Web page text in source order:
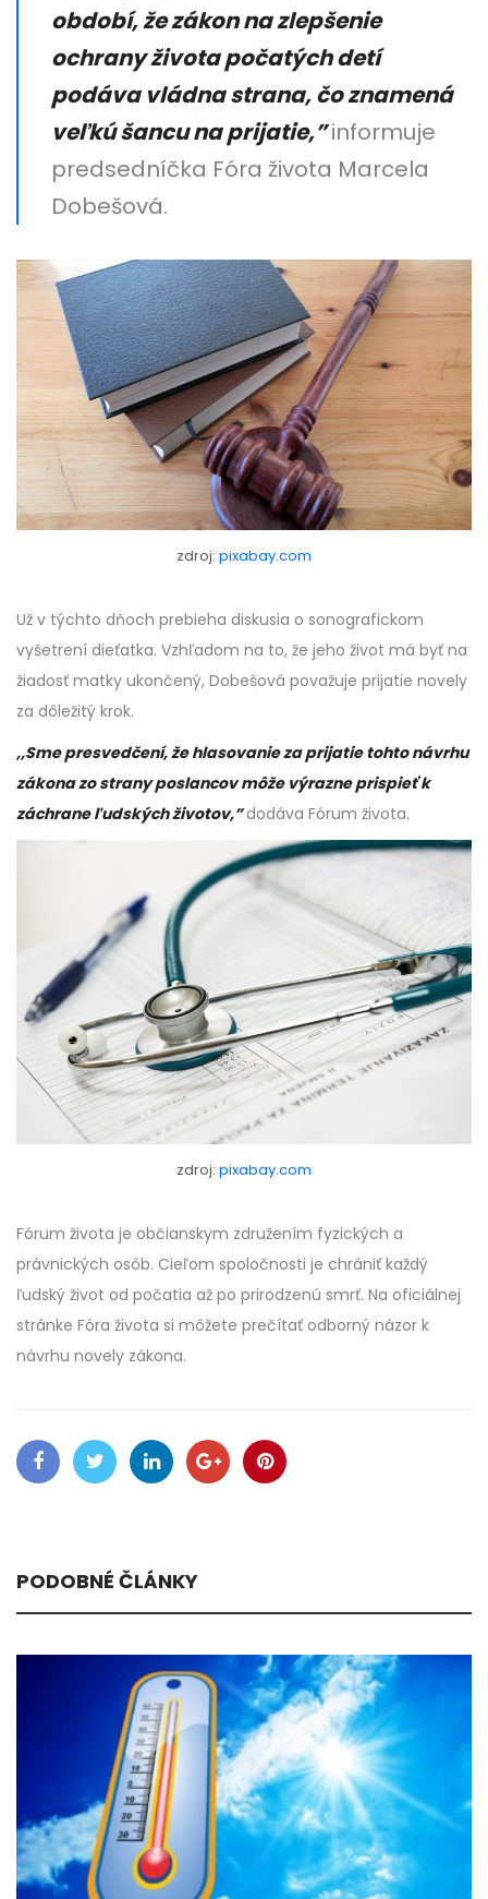
období, že zákon na zlepšenie
ochrany života počatých detí
podáva vládna strana, čo znamená
veľkú šancu na prijatie,”informuje
predsedníčka Fóra života Marcela
Dobešová.
zdroj: pixabay.com
Už v týchto dňoch prebieha diskusia o sonografickom
vyšetrení dieťatka. Vzhľadom na to, že jeho život má byť na
žiadosť matky ukončený, Dobešová považuje prijatie novely
za dôležitý krok.
,,Sme presvedčení, že hlasovanie za prijatie tohto návrhu
zákona zo strany poslancov môže výrazne prispieť k
záchrane ľudských životov,”dodáva Fórum života.
zdroj: pixabay.com
Fórum života je občianskym združením fyzických a
právnických osôb. Cieľom spoločnosti je chrániť každý
ľudský život od počatia až po prirodzenú smrť. Na oficiálnej
stránke Fóra života si môžete prečítať odborný názor k
návrhu novely zákona.
PODOBNÉ ČLÁNKY